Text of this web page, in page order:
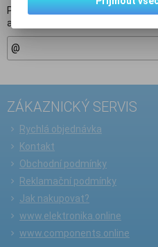
Přihlašte se k odběru novinek a
akcích a soutěžích.
ZÁKAZNICKÝ SERVIS
Rychlá objednávka
Kontakt
Obchodní podmínky
Reklamační podmínky
Jak nakupovat?
www.elektronika.online
www.components.online